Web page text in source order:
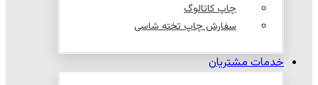
چاپ کاتالوگ
سفارش چاپ تخته شاسی
خدمات مشتریان